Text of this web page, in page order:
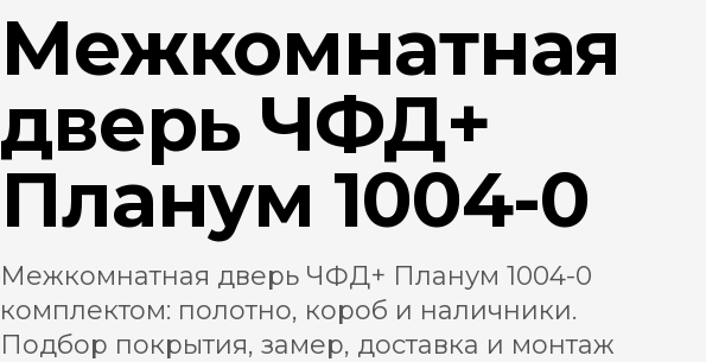
Межкомнатная
дверь ЧФД+
Планум 1004-0
Межкомнатная дверь ЧФД+ Планум 1004-0
комплектом: полотно, короб и наличники.
Подбор покрытия, замер, доставка и монтаж